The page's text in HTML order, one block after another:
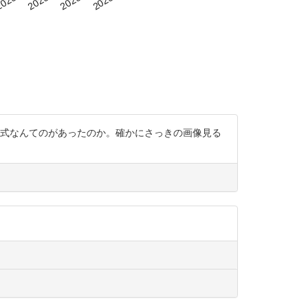
なんてのがあったのか。確かにさっきの画像見る